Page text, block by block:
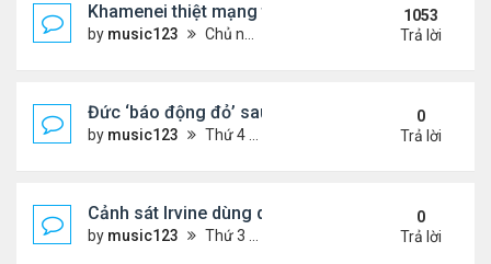
Khamenei thiệt mạng trong cuộc tấn công phối
by music123 Chủ nhật Tháng 3 01, 2026 5:22 am
1053
Trả lời
Đức ‘báo động đỏ’ sau vụ phát hiện UAV mang
by music123 Thứ 4 Tháng 8 05, 2026 6:28 pm
0
Trả lời
Cảnh sát Irvine dùng drone bắt kẻ trộm trong
by music123 Thứ 3 Tháng 8 04, 2026 6:20 pm
0
Trả lời